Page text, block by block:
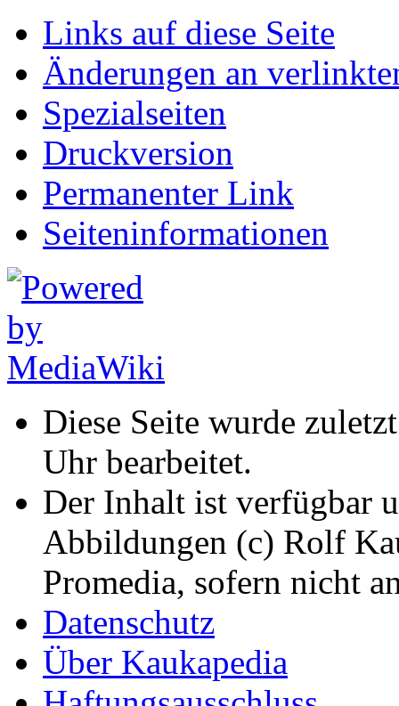
Links auf diese Seite
Änderungen an
Spezialseiten
Druckversion
Permanenter Link
Seiten­informationen
Diese Seite wurde
Uhr bearbeitet.
Der Inhalt ist verfügbar
Abbildungen (c) Rolf
Promedia, sofern nicht
Datenschutz
Über Kaukapedia